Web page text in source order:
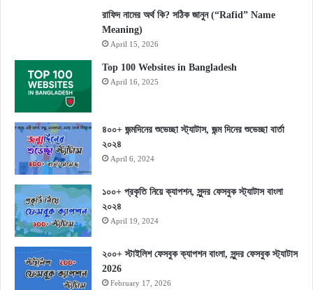
রাফিদ নামের অর্থ কি? সঠিক জানুন (“Rafid” Name
Meaning)
April 15, 2026
Top 100 Websites in Bangladesh
April 16, 2025
৪০০+ জন্মদিনের শুভেচ্ছা স্ট্যাটাস, জন্ম দিনের শুভেচ্ছা বার্তা
২০২৪
April 6, 2024
১০০+ প্রকৃতি নিয়ে ক্যাপশন, সুন্দর ফেসবুক স্ট্যাটাস বাংলা
২০২৪
April 19, 2024
২০০+ স্টাইলিশ ফেসবুক ক্যাপশন বাংলা, সুন্দর ফেসবুক স্ট্যাটাস
2026
February 17, 2026